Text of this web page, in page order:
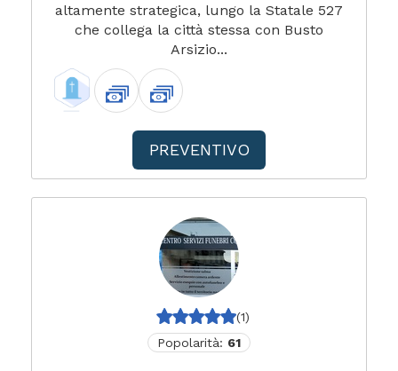
altamente strategica, lungo la Statale 527
che collega la città stessa con Busto
Arsizio...
PREVENTIVO
(1)
Popolarità: 61